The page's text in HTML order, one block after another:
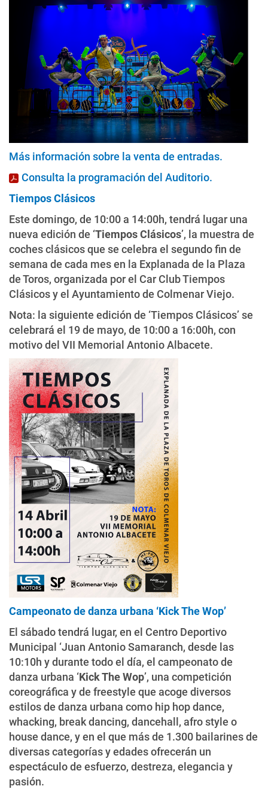
Más información sobre la venta de entradas.
Consulta la programación del Auditorio.
Tiempos Clásicos
Este domingo, de 10:00 a 14:00h, tendrá lugar una
nueva edición de ‘Tiempos Clásicos’, la muestra de
coches clásicos que se celebra el segundo fin de
semana de cada mes en la Explanada de la Plaza
de Toros, organizada por el Car Club Tiempos
Clásicos y el Ayuntamiento de Colmenar Viejo.
Nota: la siguiente edición de ‘Tiempos Clásicos’ se
celebrará el 19 de mayo, de 10:00 a 16:00h, con
motivo del VII Memorial Antonio Albacete.
Campeonato de danza urbana ‘Kick The Wop’
El sábado tendrá lugar, en el Centro Deportivo
Municipal ‘Juan Antonio Samaranch, desde las
10:10h y durante todo el día, el campeonato de
danza urbana ‘Kick The Wop’, una competición
coreográfica y de freestyle que acoge diversos
estilos de danza urbana como hip hop dance,
whacking, break dancing, dancehall, afro style o
house dance, y en el que más de 1.300 bailarines de
diversas categorías y edades ofrecerán un
espectáculo de esfuerzo, destreza, elegancia y
pasión.